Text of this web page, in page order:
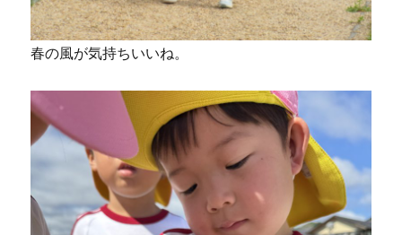
春の風が気持ちいいね。